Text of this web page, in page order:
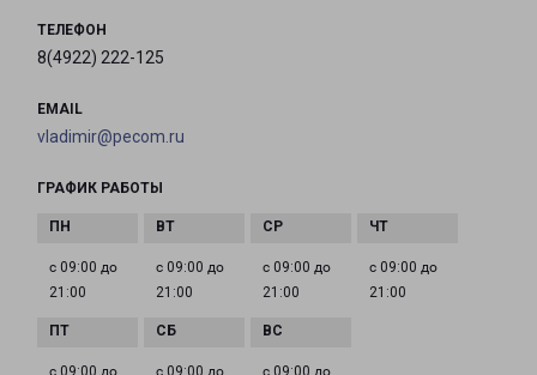
ТЕЛЕФОН
8(4922) 222-125
EMAIL
vladimir@pecom.ru
ГРАФИК РАБОТЫ
с 09:00 до
21:00
с 09:00 до
21:00
с 09:00 до
21:00
с 09:00 до
21:00